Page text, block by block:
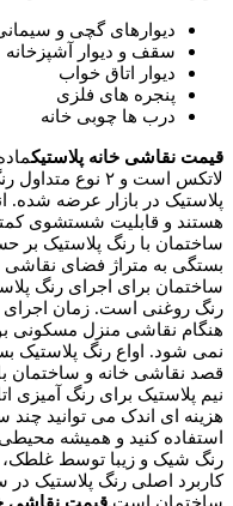
دیوارهای گچی و
سقف و دیوار آشپزخانه
دیوار اتاق خواب
پنجره های فلزی
درب ها چوبی خانه
قیمت نقاشی خانه پلاستیک
لاتکس است و ۲ نوع
پلاستیک در بازار عرضه شده.
هستند و قابلیت شستشوی
ساختمان با رنگ پلاستیک بر
بستگی به متراژ فضای
ساختمان برای اجرای رنگ
رنگ روغنی است. زمان اجرای
هنگام نقاشی منزل مسکونی
نمی شود. اواع رنگ پلاستیک
قصد نقاشی خانه و ساختمان
نیم پلاستیک برای رنگ آمیزی
هزینه ای اندک می توانید
استفاده کنید و همیشه محیطی
رنگ شیک و زیبا توسط
کاربرد اصلی رنگ پلاستیک
ساختمان است.قیمت نقاشی